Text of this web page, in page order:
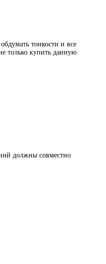
тонкости и все
только купить данную
должны совместно